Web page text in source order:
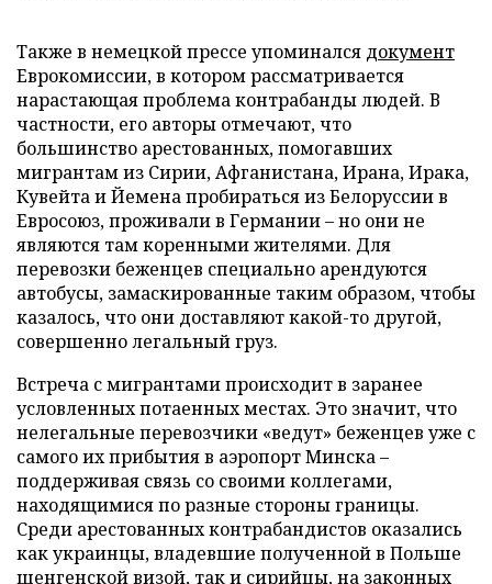
Также в немецкой прессе упоминался документ
Еврокомиссии, в котором рассматривается
нарастающая проблема контрабанды людей. В
частности, его авторы отмечают, что
большинство арестованных, помогавших
мигрантам из Сирии, Афганистана, Ирана, Ирака,
Кувейта и Йемена пробираться из Белоруссии в
Евросоюз, проживали в Германии – но они не
являются там коренными жителями. Для
перевозки беженцев специально арендуются
автобусы, замаскированные таким образом, чтобы
казалось, что они доставляют какой-то другой,
совершенно легальный груз.
Встреча с мигрантами происходит в заранее
условленных потаенных местах. Это значит, что
нелегальные перевозчики «ведут» беженцев уже с
самого их прибытия в аэропорт Минска –
поддерживая связь со своими коллегами,
находящимися по разные стороны границы.
Среди арестованных контрабандистов оказались
как украинцы, владевшие полученной в Польше
шенгенской визой, так и сирийцы, на законных